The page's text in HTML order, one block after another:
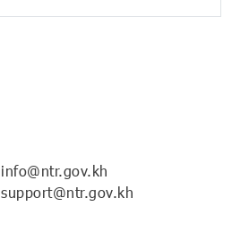
info@ntr.gov.kh
support@ntr.gov.kh